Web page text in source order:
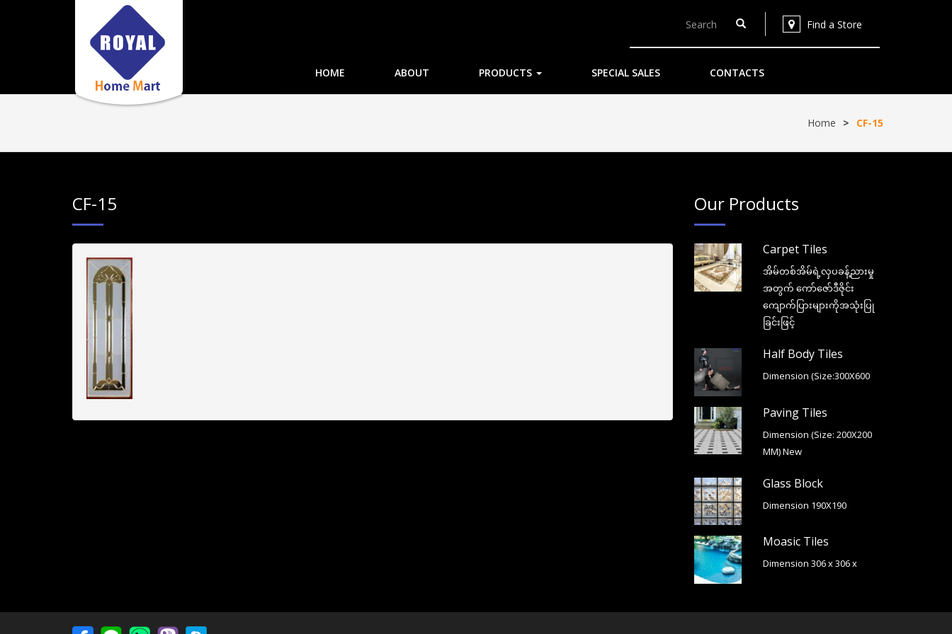
Find a Store
HOME ABOUT PRODUCTS SPECIAL SALES CONTACTS
Home > CF-15
CF-15 Our Products
Carpet Tiles
အိမ်တစ်အိမ်ရဲ့လှပခန့်ညားမှု
အတွက် ကော်ဇော်ဒီဇိုင်း
ကျောက်ပြားများကိုအသုံးပြု
ခြင်းဖြင့်
Half Body Tiles
Dimension (Size:300X600
Paving Tiles
Dimension (Size: 200X200
MM) New
Glass Block
Dimension 190X190
Moasic Tiles
Dimension 306 x 306 x